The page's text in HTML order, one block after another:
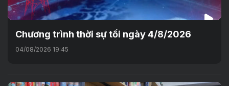
Chương trình thời sự tối ngày 4/8/2026
04/08/2026 19:45